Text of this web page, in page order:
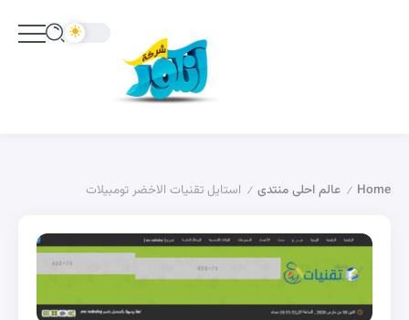
Home
/ عالم احلى منتدى / استايل تقنيات الاخضر تومبيلات